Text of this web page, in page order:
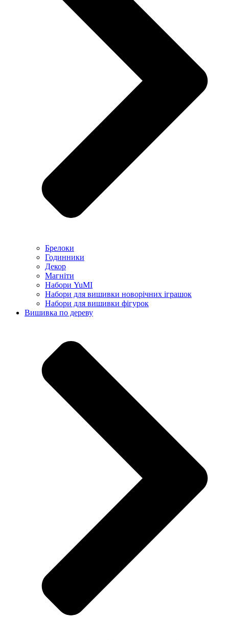
Брелоки
Годинники
Декор
Магніти
Набори YuMI
Набори для вишивки новорічних іграшок
Набори для вишивки фігурок
Вишивка по дереву